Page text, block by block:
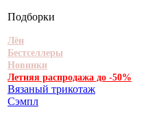
Подборки
Лён
Бестселлеры
Новинки
Летняя распродажа до -50%
Вязаный трикотаж
Сэмпл